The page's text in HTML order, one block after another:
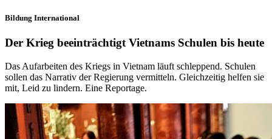
Bildung International
Der Krieg beeinträchtigt Vietnams Schulen bis heute
Das Aufarbeiten des Kriegs in Vietnam läuft schleppend. Schulen
sollen das Narrativ der Regierung vermitteln. Gleichzeitig helfen sie
mit, Leid zu lindern. Eine Reportage.